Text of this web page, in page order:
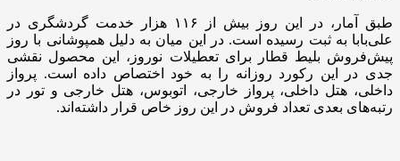
طبق آمار، در این روز بیش از ۱۱۶ هزار خدمت گردشگری در
علی‌بابا به ثبت رسیده است. در این میان به دلیل همپوشانی با روز
پیش‌فروش بلیط قطار برای تعطیلات نوروز، این محصول نقشی
جدی در این رکورد روزانه را به خود اختصاص داده است. پرواز
داخلی، هتل داخلی، پرواز خارجی، اتوبوس، هتل خارجی و تور در
رتبه‌های بعدی تعداد فروش در این روز خاص قرار داشته‌اند.